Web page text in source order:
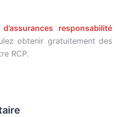
responsabilité
obtenir gratuitement des
RCP.